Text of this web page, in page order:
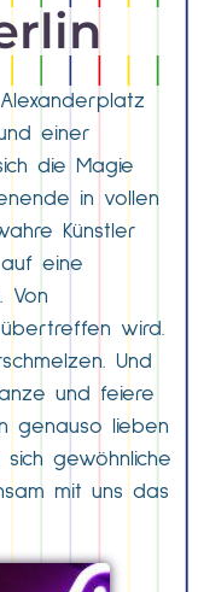
einer
die Magie
in vollen
Künstler
eine
Von
wird.
Und
und feiere
genauso lieben
gewöhnliche
mit uns das